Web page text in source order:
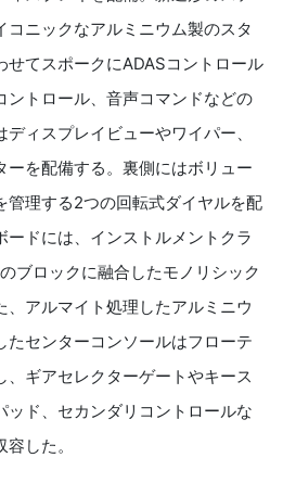
コニックなアルミニウム製のスタ
せてスポークにADASコントロール
ントロール、音声コマンドなどの
ィスプレイビューやワイパー、
ーを配備する。裏側にはボリュー
管理する2つの回転式ダイヤルを配
ドには、インストルメントクラ
ブロックに融合したモノリシック
、アルマイト処理したアルミニウ
たセンターコンソールはフローテ
、ギアセレクターゲートやキース
ッド、セカンダリコントロールな
した。